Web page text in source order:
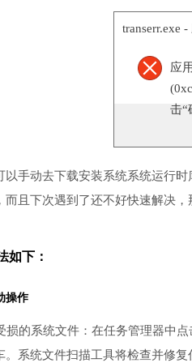
transerr.exe
应
击“
以手动去下载安装系统系统运行
而且下次遇到了还不好快速解决
如下：
操作
损的系统文件：在任务管理器中
。系统文件扫描工具将检查并修